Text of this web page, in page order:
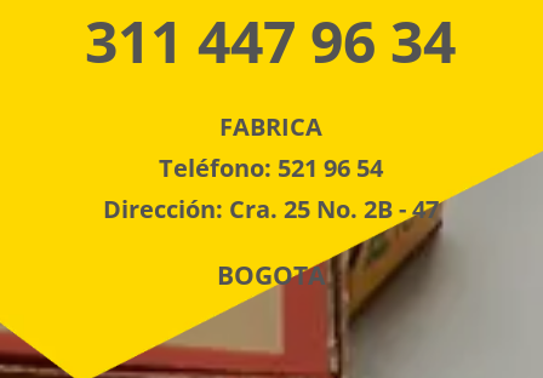
311 447 96 34
FABRICA
Teléfono: 521 96 54
Dirección: Cra. 25 No. 2B - 47
BOGOTA